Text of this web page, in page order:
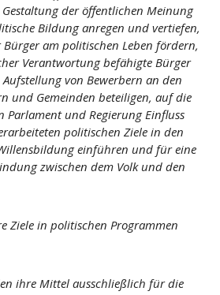
der öffentlichen Meinung
Bildung anregen und vertiefen,
am politischen Leben fördern,
Verantwortung befähigte Bürger
von Bewerbern an den
und Gemeinden beteiligen, auf die
Parlament und Regierung Einfluss
politischen Ziele in den
einführen und für eine
zwischen dem Volk und den
Ziele in politischen Programmen
ihre Mittel ausschließlich für die